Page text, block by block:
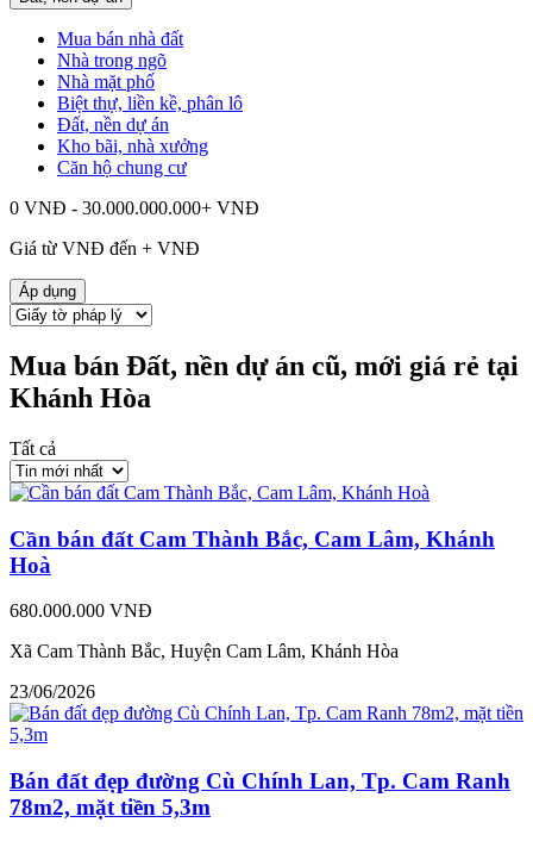
Mua bán nhà đất
Nhà trong ngõ
Nhà mặt phố
Biệt thự, liền kề, phân lô
Đất, nền dự án
Kho bãi, nhà xưởng
Căn hộ chung cư
0 VNĐ - 30.000.000.000+ VNĐ
Giá từ VNĐ đến + VNĐ
Áp dụng
Mua bán Đất, nền dự án cũ, mới giá rẻ tại
Khánh Hòa
Tất cả
Cần bán đất Cam Thành Bắc, Cam Lâm, Khánh
Hoà
680.000.000 VNĐ
Xã Cam Thành Bắc, Huyện Cam Lâm, Khánh Hòa
23/06/2026
Bán đất đẹp đường Cù Chính Lan, Tp. Cam Ranh
78m2, mặt tiền 5,3m